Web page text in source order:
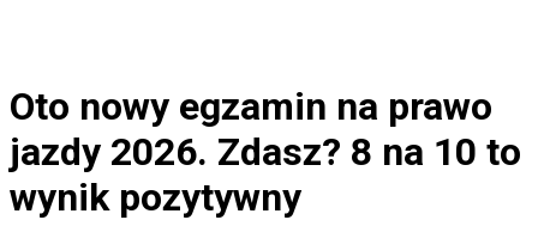
KSEF
Auto
Aktualności
Auta ekologiczne
Automotive
Jednoślady
Oto nowy egzamin na prawo
jazdy 2026. Zdasz? 8 na 10 to
wynik pozytywny